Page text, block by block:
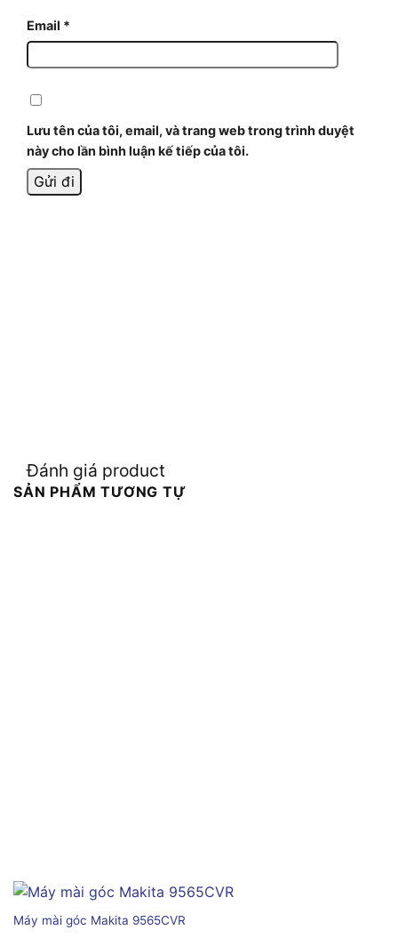
Email *
Lưu tên của tôi, email, và trang web trong trình duyệt
này cho lần bình luận kế tiếp của tôi.
Đánh giá product
SẢN PHẨM TƯƠNG TỰ
Máy mài góc Makita 9565CVR